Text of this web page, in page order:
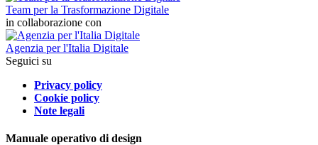
Team per la Trasformazione Digitale
in collaborazione con
Agenzia per l'Italia Digitale
Seguici su
Privacy policy
Cookie policy
Note legali
Manuale operativo di design